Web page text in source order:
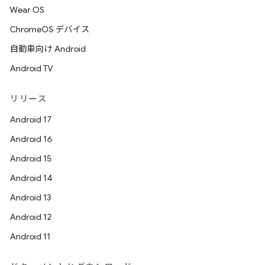
Wear OS
ChromeOS デバイス
自動車向け Android
Android TV
リリース
Android 17
Android 16
Android 15
Android 14
Android 13
Android 12
Android 11